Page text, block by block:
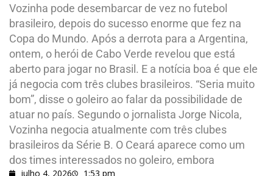
Vozinha pode desembarcar de vez no futebol
brasileiro, depois do sucesso enorme que fez na
Copa do Mundo. Após a derrota para a Argentina,
ontem, o herói de Cabo Verde revelou que está
aberto para jogar no Brasil. E a notícia boa é que ele
já negocia com três clubes brasileiros. “Seria muito
bom”, disse o goleiro ao falar da possibilidade de
atuar no país. Segundo o jornalista Jorge Nicola,
Vozinha negocia atualmente com três clubes
brasileiros da Série B. O Ceará aparece como um
dos times interessados no goleiro, embora
julho 4, 2026 1:53 pm